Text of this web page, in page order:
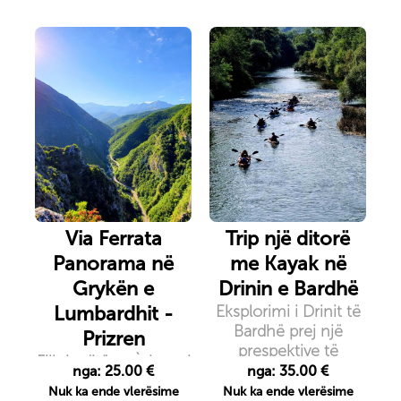
qyteteve të Kukësit
dhe Prizrenit.
Via Ferrata
Panorama në
Grykën e
Lumbardhit -
Prizren
Filloje ditën n`shoqni
të lindjes së diellit
nga: 25.00 €
Nuk ka ende vlerësime
Trip një ditorë
me Kayak në
Drinin e Bardhë
Eksplorimi i Drinit të
Bardhë prej një
prespektive të
veçnatë është parajsë
e vërtetë për
nga: 35.00 €
Nuk ka ende vlerësime